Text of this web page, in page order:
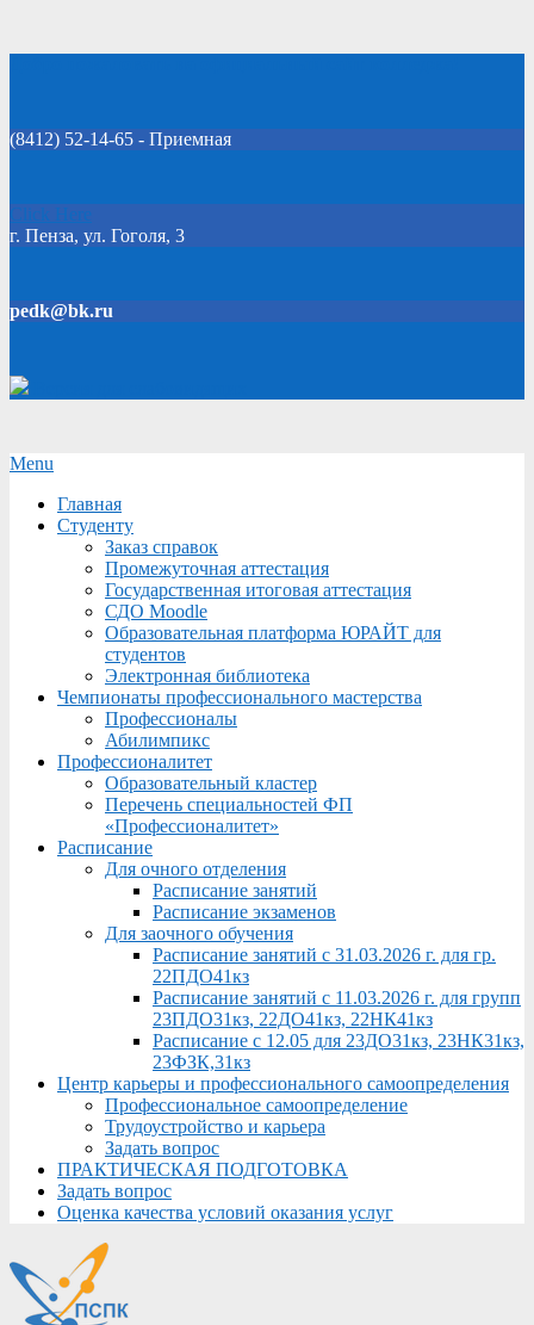
(8412) 52-14-65 - Приемная
Click Here
г. Пенза, ул. Гоголя, 3
pedk@bk.ru
Secondary
Menu
Menu
Главная
Студенту
Заказ справок
Промежуточная аттестация
Государственная итоговая аттестация
СДО Moodle
Образовательная платформа ЮРАЙТ для
студентов
Электронная библиотека
Чемпионаты профессионального мастерства
Профессионалы
Абилимпикс
Профессионалитет
Образовательный кластер
Перечень специальностей ФП
«Профессионалитет»
Расписание
Для очного отделения
Расписание занятий
Расписание экзаменов
Для заочного обучения
Расписание занятий с 31.03.2026 г. для гр.
22ПДО41кз
Расписание занятий с 11.03.2026 г. для групп
23ПДО31кз, 22ДО41кз, 22НК41кз
Расписание с 12.05 для 23ДО31кз, 23НК31кз,
23ФЗК,31кз
Центр карьеры и профессионального самоопределения
Профессиональное самоопределение
Трудоустройство и карьера
Задать вопрос
ПРАКТИЧЕСКАЯ ПОДГОТОВКА
Задать вопрос
Оценка качества условий оказания услуг